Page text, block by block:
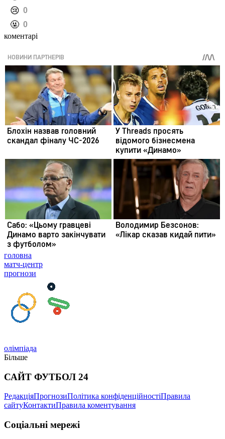
️😢 0
️🤬 0
коментарі
головна
матч-центр
прогнози
олімпіада
Більше
САЙТ ФУТБОЛ 24
РедакціяПрогнозиПолітика конфіденційностіПравила
сайтуКонтактиПравила коментування
Соціальні мережі